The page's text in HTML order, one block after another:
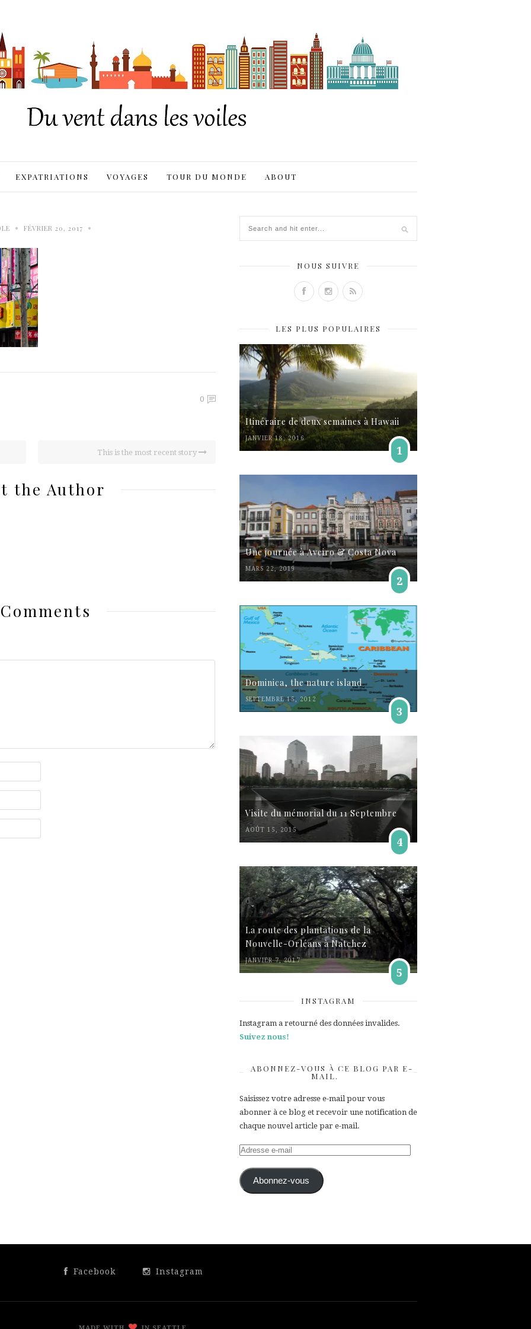
EXPATRIATIONS VOYAGES TOUR DU MONDE ABOUT
• FÉVRIER 20, 2017 •
0
This is the most recent story
the Author
NOUS SUIVRE
LES PLUS POPULAIRES
Itinéraire de deux semaines à Hawaii
JANVIER 18, 2016
1
Une journée à Aveiro & Costa Nova
MARS 22, 2019
2
Dominica, the nature island
SEPTEMBRE 15, 2012
3
Visite du mémorial du 11 Septembre
AOÛT 15, 2015
4
La route des plantations de la
Nouvelle-Orléans à Natchez
JANVIER 7, 2017
5
INSTAGRAM
Instagram a retourné des données invalides.
Suivez nous!
ABONNEZ-VOUS À CE BLOG PAR E-
MAIL.
Saisissez votre adresse e-mail pour vous
abonner à ce blog et recevoir une notification de
chaque nouvel article par e-mail.
Adresse
mail Abonnez-vous
Facebook Instagram